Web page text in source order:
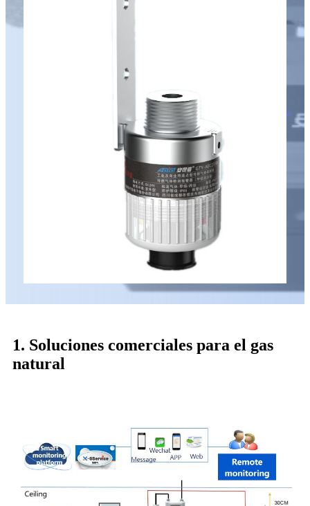
1. Soluciones comerciales para el gas
natural